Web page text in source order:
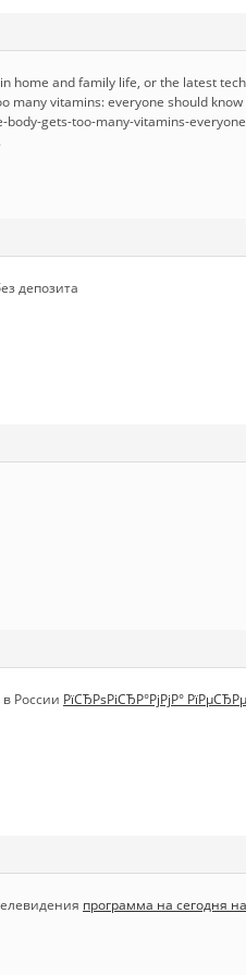
home and family life, or the latest
many vitamins: everyone should
body-gets-too-many-vitamins-
депозита
России РїСЂРѕРіСЂР°РјРјР°
программа на сегодня на